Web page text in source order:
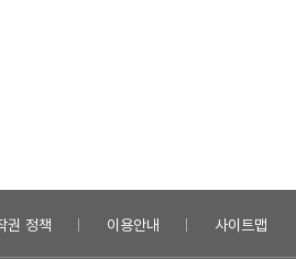
권 정책 이용안내 사이트맵